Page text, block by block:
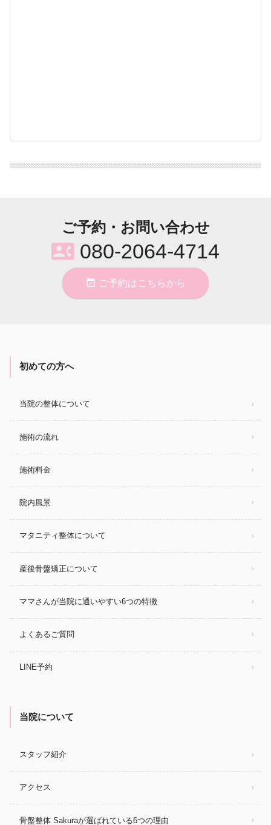
ご予約・お問い合わせ
contact_phone 080-2064-4714
event_available ご予約はこちらから
初めての方へ
当院の整体について
施術の流れ
施術料金
院内風景
マタニティ整体について
産後骨盤矯正について
ママさんが当院に通いやすい6つの特徴
よくあるご質問
LINE予約
当院について
スタッフ紹介
アクセス
骨盤整体 Sakuraが選ばれている6つの理由